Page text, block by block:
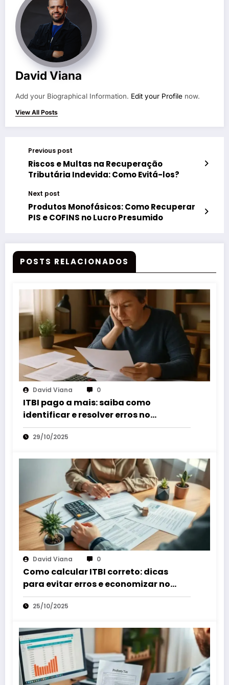
David Viana
Add your Biographical Information. Edit your Profile now.
View All Posts
Previous post
Riscos e Multas na Recuperação
Tributária Indevida: Como Evitá-los?
Next post
Produtos Monofásicos: Como Recuperar
PIS e COFINS no Lucro Presumido
POSTS RELACIONADOS
David Viana 0
ITBI pago a mais: saiba como
identificar e resolver erros no
pagamento do imposto
29/10/2025
David Viana 0
Como calcular ITBI correto: dicas
para evitar erros e economizar no
imposto
25/10/2025